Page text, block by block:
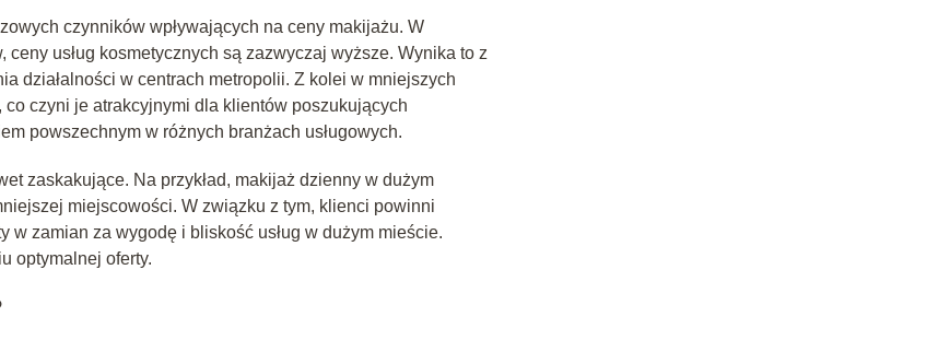
czynników wpływających na ceny makijażu. W
usług kosmetycznych są zazwyczaj wyższe. Wynika to z
działalności w centrach metropolii. Z kolei w mniejszych
czyni je atrakcyjnymi dla klientów poszukujących
powszechnym w różnych branżach usługowych.
zaskakujące. Na przykład, makijaż dzienny w dużym
miejscowości. W związku z tym, klienci powinni
zamian za wygodę i bliskość usług w dużym mieście.
optymalnej oferty.